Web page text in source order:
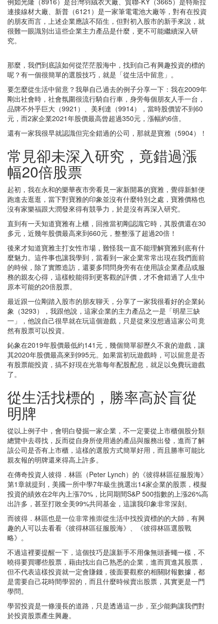
連接線材大廠、新普（6121）是一家筆電電池大廠等，對有在投資
的朋友而言，上述企業應該不陌生，但對初入股市的新手來說，就
很難一眼識別出這些企業主力產品是什麼，更不可能繼續深入研
究。
那麼，我們到底該如何從茫茫股海中，找到自己有興趣投資的標的
呢？有一個很簡單的選股技巧，就是「從生活中留意」。
要怎麼從生活中留意？我舉自己過去的例子分享一下：我在2009年
剛出社會時，社會氛圍很流行騎自行車，身旁每個朋友人手一台，
品牌不外乎巨大（9921）、美利達（9914），當時股價皆不到60
元，而2家企業2021年股價最高曾超過350元，漲幅約6倍。
還有一家我很早就認識但完全錯過的公司，那就是寶雅（5904）！
常見卻未深入研究，竟錯過漲
幅20倍股票
起初，我在永和的樂華夜市旁看見一家新開幕的寶雅，覺得新鮮便
跑進去逛逛，當下對寶雅的印象並沒有什麼特別之處，寶雅價格也
沒有家樂福跟大潤發來得有競爭力，於是沒有再深入研究。
直到有一天知道寶雅有上櫃，回推當初剛認識它時，其股價還在30
多元，近幾年股價最高來到660元，整整漲了超過20倍！
後來才知道寶雅主打女性市場，難怪我一直不能理解寶雅到底有什
麼魅力。這件事也讓我學到，當看到一家企業常常出現在我們面前
的時候，除了實際造訪，還要多問問身旁有在使用該企業產品或服
務的親友心得，這樣較能得到更客觀的評價，才不會錯過了人生中
原本可能的20倍股票。
最近跟一位剛踏入股市的朋友聊天，分享了一家我很看好的企業鈊
象（3293），我跟他說，這家企業的主力產品之一是「明星三缺
一」，他說自己很早就在玩這個遊戲，只是從來沒想過這家公司竟
然有股票可以投資。
鈊象在2019年股價最低約141元，幾個簡單卻歷久不衰的遊戲，讓
其2020年股價最高來到995元。如果當初玩遊戲時，可以留意是否
有股票能投資，搞不好現在光靠每年配股配息，就足以免費玩遊戲
了。
從生活找標的，勝率高於盲從
明牌
從以上例子中，會明白發掘一家企業，不一定要從上市櫃個股分類
總覽中去尋找，反而從自身所使用過的產品與服務出發，進而了解
該公司是否有上市櫃，這樣的選股方式簡單好用，而且勝率可能比
親友報的明牌還來得高上許多。
在傳奇投資人彼得．林區（Peter Lynch）的《彼得林區征服股海》
第1章就提到，美國一所中學7年級生挑選出14家企業的股票，模擬
投資的績效在2年內上漲70%，比同期間S&P 500指數的上漲26%高
出許多，甚至打敗全美99%共同基金，這讓我印象非常深刻。
而彼得．林區也是一位非常推崇從生活中找投資標的的大師，有興
趣的人可以去看看《彼得林區征服股海》、《彼得林區選股戰
略》。
不過這裡要提醒一下，這個技巧是讓新手不用像無頭蒼蠅一樣，不
曉得要買哪些股票，藉由找出自己熟悉的企業，進而買進其股票，
但不代表這樣投資就一定會賺錢，後面要觀察的相關財報數據，都
是需要自己花時間學習的，而且什麼時候賣出股票，其實更是一門
學問。
學習投資是一條漫長的道路，只是透過這一步，至少能夠讓我們對
於投資股票產生興趣。